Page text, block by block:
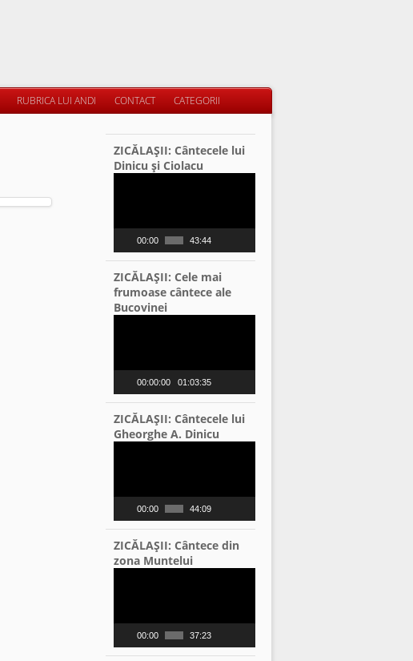
RUBRICA LUI ANDI CONTACT CATEGORII
ZICĂLAŞII: Cântecele lui
Dinicu şi Ciolacu
00:00 43:44
ZICĂLAŞII: Cele mai
frumoase cântece ale
Bucovinei
00:00:00 01:03:35
ZICĂLAŞII: Cântecele lui
Gheorghe A. Dinicu
00:00 44:09
ZICĂLAŞII: Cântece din
zona Muntelui
00:00 37:23